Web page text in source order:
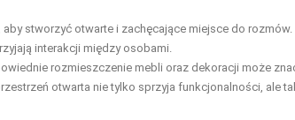
stworzyć otwarte i zachęcające miejsce do rozmów.
interakcji między osobami.
rozmieszczenie mebli oraz dekoracji może
otwarta nie tylko sprzyja funkcjonalności, ale